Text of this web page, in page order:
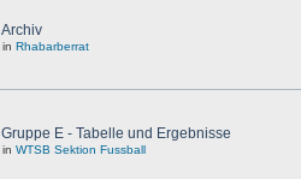
Archiv
in Rhabarberrat
Gruppe E - Tabelle und Ergebnisse
in WTSB Sektion Fussball